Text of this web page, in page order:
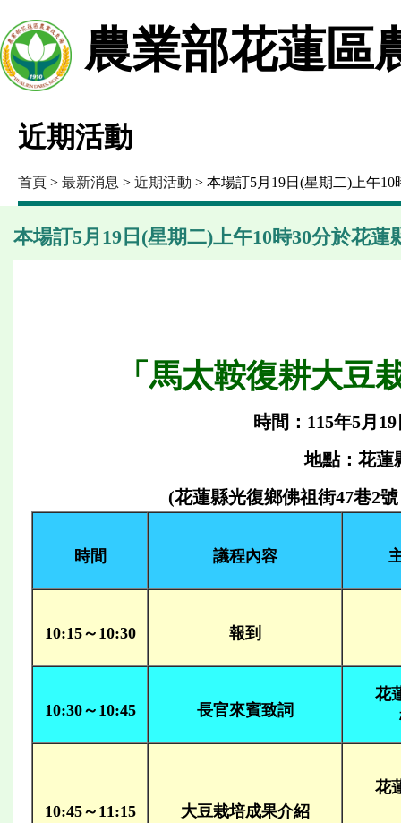
農業部花蓮區
近期活動
首頁 > 最新消息 > 近期活動 > 本場訂5月19日(星期二)上午
本場訂5月19日(星期二)上午10時30分於花
「馬太鞍復耕大豆
時間：115年5月
地點：花蓮
(花蓮縣光復鄉佛祖街47巷2號
時間 議程內容
10:15～10:30 報到
10:30～10:45 長官來賓致詞
花
10:45～11:15 大豆栽培成果介紹
花